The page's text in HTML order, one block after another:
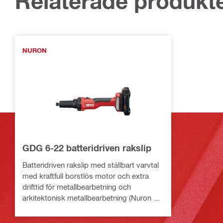
NURON
GDG 6-22 batteridriven rakslip
Batteridriven rakslip med ställbart varvtal
med kraftfull borstlös motor och extra
drifttid för metallbearbetning och
arkitektonisk metallbearbetning (Nuron Li-